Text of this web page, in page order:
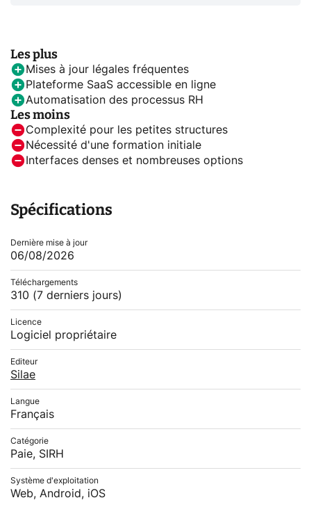
Les plus
Mises à jour légales fréquentes
Plateforme SaaS accessible en ligne
Automatisation des processus RH
Les moins
Complexité pour les petites structures
Nécessité d'une formation initiale
Interfaces denses et nombreuses options
Spécifications
Dernière mise à jour
06/08/2026
Téléchargements
310 (7 derniers jours)
Licence
Logiciel propriétaire
Editeur
Silae
Langue
Français
Catégorie
Paie, SIRH
Système d'exploitation
Web, Android, iOS